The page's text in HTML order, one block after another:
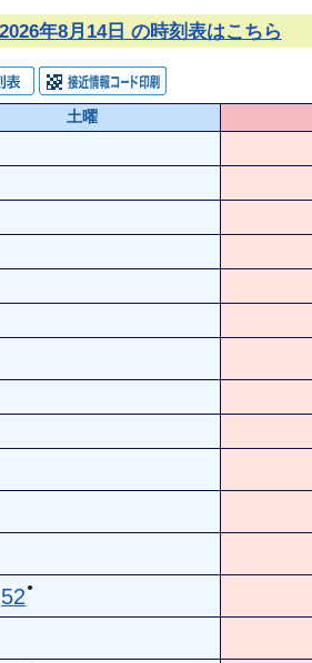
年8月14日 の時刻表はこちら
土曜
52 ●